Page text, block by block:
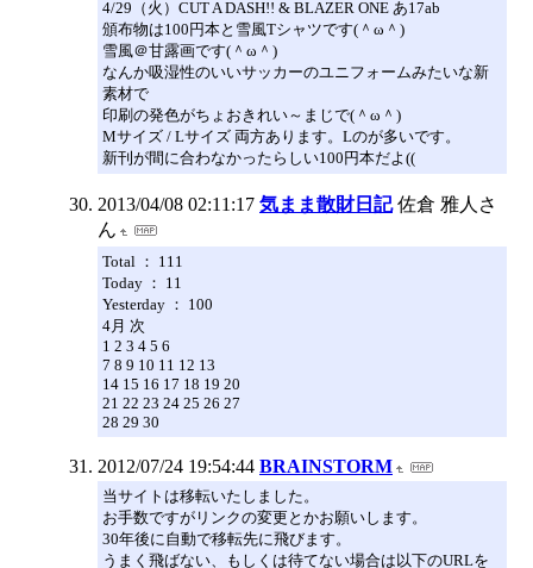
4/29（火）CUT A DASH!! & BLAZER ONE あ17ab
頒布物は100円本と雪風Tシャツです(＾ω＾)
雪風＠甘露画です(＾ω＾)
なんか吸湿性のいいサッカーのユニフォームみたいな新
素材で
印刷の発色がちょおきれい～まじで(＾ω＾)
Mサイズ / Lサイズ 両方あります。Lのが多いです。
新刊が間に合わなかったらしい100円本だよ((
2013/04/08 02:11:17 気まま散財日記 佐倉 雅人さ
ん
Total ： 111
Today ： 11
Yesterday ： 100
4月 次
1 2 3 4 5 6
7 8 9 10 11 12 13
14 15 16 17 18 19 20
21 22 23 24 25 26 27
28 29 30
2012/07/24 19:54:44 BRAINSTORM
当サイトは移転いたしました。
お手数ですがリンクの変更とかお願いします。
30年後に自動で移転先に飛びます。
うまく飛ばない、もしくは待てない場合は以下のURLを